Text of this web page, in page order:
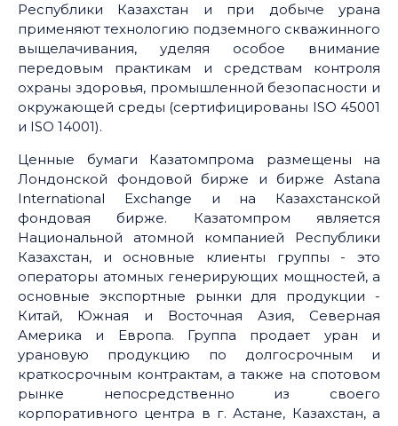
Республики Казахстан и при добыче урана
применяют технологию подземного скважинного
выщелачивания, уделяя особое внимание
передовым практикам и средствам контроля
охраны здоровья, промышленной безопасности и
окружающей среды (сертифицированы ISO 45001
и ISO 14001).
Ценные бумаги Казатомпрома размещены на
Лондонской фондовой бирже и бирже Astana
International Exchange и на Казахстанской
фондовая бирже. Казатомпром является
Национальной атомной компанией Республики
Казахстан, и основные клиенты группы - это
операторы атомных генерирующих мощностей, а
основные экспортные рынки для продукции -
Китай, Южная и Восточная Азия, Северная
Америка и Европа. Группа продает уран и
урановую продукцию по долгосрочным и
краткосрочным контрактам, а также на спотовом
рынке непосредственно из своего
корпоративного центра в г. Астане, Казахстан, а